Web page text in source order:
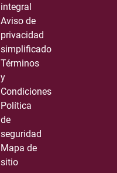
integral
Aviso de
privacidad
simplificado
Términos
y
Condiciones
Política
de
seguridad
Mapa de
sitio